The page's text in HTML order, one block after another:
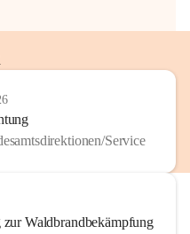
Service
zur Waldbrandbekämpfung